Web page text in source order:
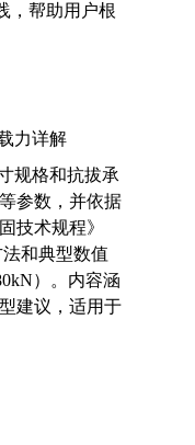
，帮助用户根
力详解
规格和抗拔承
参数，并依据
技术规程》
和典型数值
）。内容涵
建议，适用于